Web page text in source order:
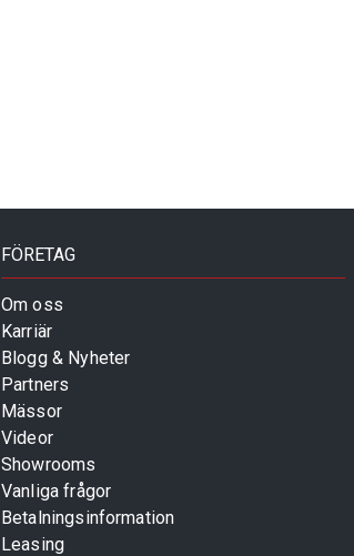
FÖRETAG
Om oss
Karriär
Blogg & Nyheter
Partners
Mässor
Videor
Showrooms
Vanliga frågor
Betalningsinformation
Leasing